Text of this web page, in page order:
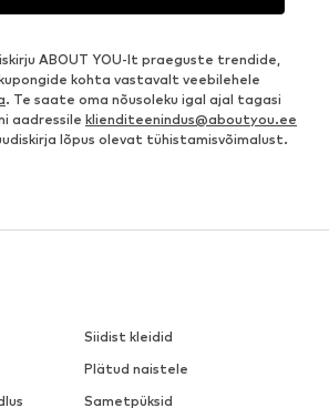
ABOUT YOU-lt praeguste trendide,
kohta vastavalt veebilehele
. Te saate oma nõusoleku igal ajal tagasi
aadressile klienditeenindus@aboutyou.ee
lõpus olevat tühistamisvõimalust.
Siidist kleidid
Plätud naistele
Sametpüksid